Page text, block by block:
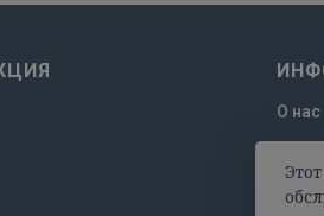
О нас